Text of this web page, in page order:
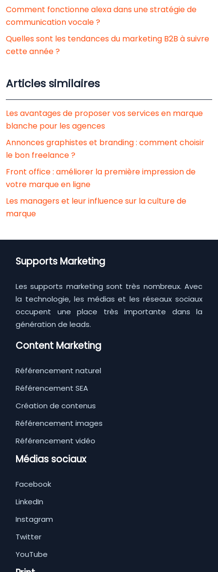
Comment fonctionne alexa dans une stratégie de
communication vocale ?
Quelles sont les tendances du marketing B2B à suivre
cette année ?
Articles similaires
Les avantages de proposer vos services en marque
blanche pour les agences
Annonces graphistes et branding : comment choisir
le bon freelance ?
Front office : améliorer la première impression de
votre marque en ligne
Les managers et leur influence sur la culture de
marque
Supports Marketing
Les supports marketing sont très nombreux. Avec
la technologie, les médias et les réseaux sociaux
occupent une place très importante dans la
génération de leads.
Content Marketing
Référencement naturel
Référencement SEA
Création de contenus
Référencement images
Référencement vidéo
Médias sociaux
Facebook
LinkedIn
Instagram
Twitter
YouTube